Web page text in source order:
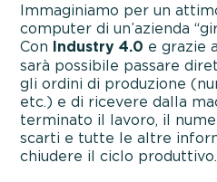
Immaginiamo per un
computer di un’azienda
Con Industry 4.0 e grazie
sarà possibile passare
gli ordini di produzione
etc.) e di ricevere dalla
terminato il lavoro, il
scarti e tutte le altre
chiudere il ciclo produttivo.